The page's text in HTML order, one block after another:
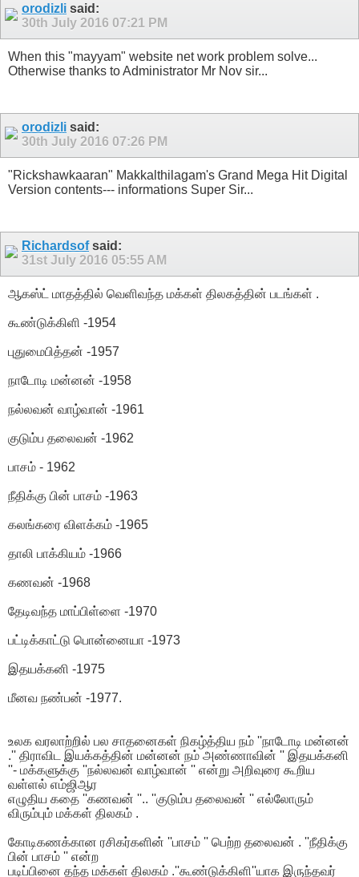
orodizli said:
30th July 2016 07:21 PM
When this "mayyam" website net work problem solve...
Otherwise thanks to Administrator Mr Nov sir...
orodizli said:
30th July 2016 07:26 PM
"Rickshawkaaran" Makkalthilagam's Grand Mega Hit Digital
Version contents--- informations Super Sir...
Richardsofsaid:
31st July 2016 05:55 AM
ஆகஸ்ட் மாதத்தில் வெளிவந்த மக்கள் திலகத்தின் படங்கள் .
கூண்டுக்கிளி -1954
புதுமைபித்தன் -1957
நாடோடி மன்னன் -1958
நல்லவன் வாழ்வான் -1961
குடும்ப தலைவன் -1962
பாசம் - 1962
நீதிக்கு பின் பாசம் -1963
கலங்கரை விளக்கம் -1965
தாலி பாக்கியம் -1966
கணவன் -1968
தேடிவந்த மாப்பிள்ளை -1970
பட்டிக்காட்டு பொன்னையா -1973
இதயக்கனி -1975
மீனவ நண்பன் -1977.
உலக வரலாற்றில் பல சாதனைகள் நிகழ்த்திய நம் ''நாடோடி மன்னன்
.'' திராவிட இயக்கத்தின் மன்னன் நம் அண்ணாவின் '' இதயக்கனி
''- மக்களுக்கு ''நல்லவன் வாழ்வான் '' என்று அறிவுரை கூறிய
வள்ளல் எம்ஜிஆர
எழுதிய கதை ''கணவன் ''.. ''குடும்ப தலைவன் '' எல்லோரும்
விரும்பும் மக்கள் திலகம் .
கோடிகணக்கான ரசிகர்களின் ''பாசம் '' பெற்ற தலைவன் . ''நீதிக்கு
பின் பாசம் '' என்ற
படிப்பினை தந்த மக்கள் திலகம் .''கூண்டுக்கிளி''யாக இருந்தவர்